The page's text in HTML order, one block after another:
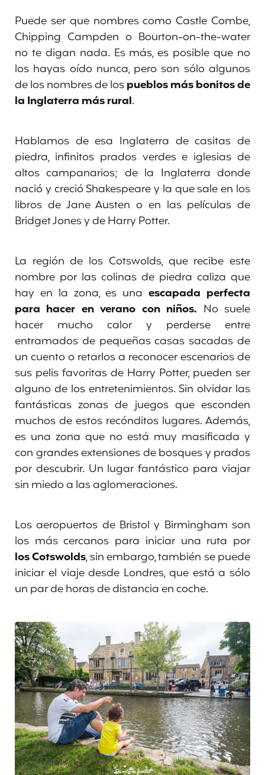
Puede ser que nombres como Castle Combe,
Chipping Campden o Bourton-on-the-water
no te digan nada. Es más, es posible que no
los hayas oído nunca, pero son sólo algunos
de los nombres delospueblos más bonitos de
la Inglaterra más rural.
Hablamos de esa Inglaterra de casitas de
piedra, infinitos prados verdes e iglesias de
altos campanarios; de la Inglaterra donde
nació y creció Shakespeare y la que sale en los
libros de Jane Austen o en las películas de
Bridget Jones y de Harry Potter.
La región de los Cotswolds, que recibe este
nombre por las colinas de piedra caliza que
hay en la zona, es unaescapada perfecta
para hacer en verano con niños. No suele
hacer mucho calor y perderse entre
entramados de pequeñas casas sacadas de
un cuento o retarlos a reconocer escenarios de
sus pelis favoritas de Harry Potter, pueden ser
alguno de los entretenimientos. Sin olvidar las
fantásticas zonas de juegos que esconden
muchos de estos recónditos lugares. Además,
es una zona que no está muy masificada y
con grandes extensiones de bosques y prados
por descubrir. Un lugar fantástico para viajar
sin miedo a las aglomeraciones.
Los aeropuertos de Bristol y Birmingham son
los más cercanos para iniciar una ruta por
los Cotswolds, sin embargo, también se puede
iniciar el viaje desde Londres, que está a sólo
un par de horas de distancia en coche.